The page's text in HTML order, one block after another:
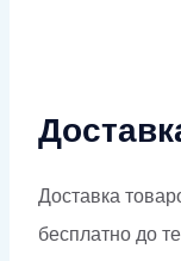
Доставка
бесплатно до